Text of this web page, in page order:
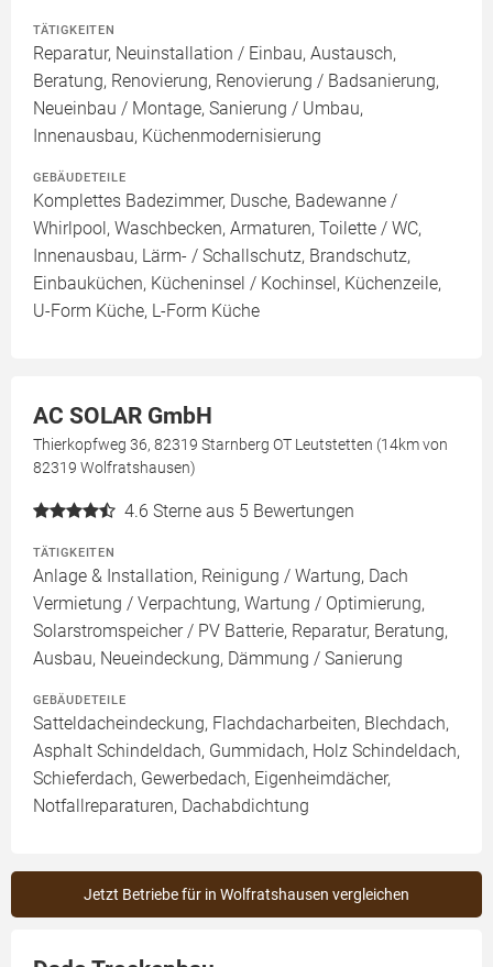
TÄTIGKEITEN
Reparatur, Neuinstallation / Einbau, Austausch,
Beratung, Renovierung, Renovierung / Badsanierung,
Neueinbau / Montage, Sanierung / Umbau,
Innenausbau, Küchenmodernisierung
GEBÄUDETEILE
Komplettes Badezimmer, Dusche, Badewanne /
Whirlpool, Waschbecken, Armaturen, Toilette / WC,
Innenausbau, Lärm- / Schallschutz, Brandschutz,
Einbauküchen, Kücheninsel / Kochinsel, Küchenzeile,
U-Form Küche, L-Form Küche
AC SOLAR GmbH
Thierkopfweg 36, 82319 Starnberg OT Leutstetten (14km von
82319 Wolfratshausen)
4.6 Sterne aus 5 Bewertungen
TÄTIGKEITEN
Anlage & Installation, Reinigung / Wartung, Dach
Vermietung / Verpachtung, Wartung / Optimierung,
Solarstromspeicher / PV Batterie, Reparatur, Beratung,
Ausbau, Neueindeckung, Dämmung / Sanierung
GEBÄUDETEILE
Satteldacheindeckung, Flachdacharbeiten, Blechdach,
Asphalt Schindeldach, Gummidach, Holz Schindeldach,
Schieferdach, Gewerbedach, Eigenheimdächer,
Notfallreparaturen, Dachabdichtung
Jetzt Betriebe für in Wolfratshausen vergleichen